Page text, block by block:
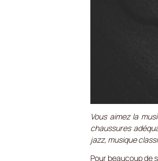
Vous aimez la
chaussures
jazz, musique
Pour beaucoup de